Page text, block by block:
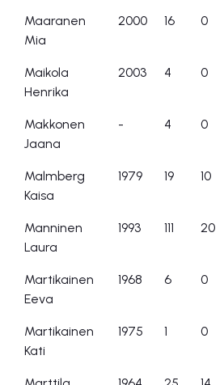
Maaranen
Mia
2000 16 0
Maikola
Henrika
2003 4 0
Makkonen
Jaana
- 4 0
Malmberg
Kaisa
1979 19 10
Manninen
Laura
1993 111 20
Martikainen
Eeva
1968 6 0
Martikainen
Kati
1975 1 0